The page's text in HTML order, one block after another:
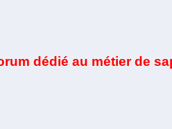
dédié au métier de